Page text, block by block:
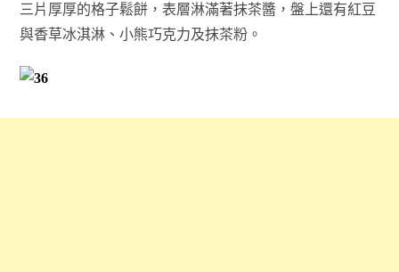
三片厚厚的格子鬆餅，表層淋滿著抹茶醬，盤上還有紅豆
與香草冰淇淋、小熊巧克力及抹茶粉。